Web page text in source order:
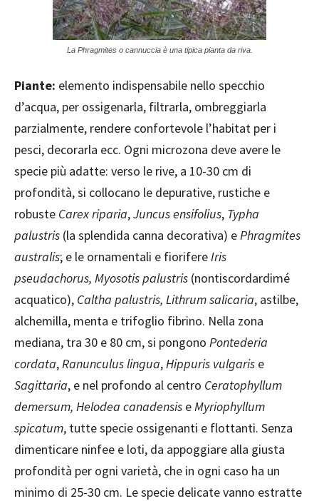
La Phragmites o cannuccia è una tipica pianta da riva.
Piante: elemento indispensabile nello specchio
d’acqua, per ossigenarla, filtrarla, ombreggiarla
parzialmente, rendere confortevole l’habitat per i
pesci, decorarla ecc. Ogni microzona deve avere le
specie più adatte: verso le rive, a 10-30 cm di
profondità, si collocano le depurative, rustiche e
robuste Carex riparia,Juncus ensifolius, Typha
palustris (la splendida canna decorativa) ePhragmites
australis; e le ornamentali e fiorifereIris
pseudachorus, Myosotis palustris (nontiscordardimé
acquatico), Caltha palustris, Lithrum salicaria, astilbe,
alchemilla, menta e trifoglio fibrino. Nella zona
mediana, tra 30 e 80 cm, si pongono Pontederia
cordata,Ranunculus lingua,Hippuris vulgaris e
Sagittaria, e nel profondo al centro Ceratophyllum
demersum, Helodea canadensis eMyriophyllum
spicatum, tutte specie ossigenanti e flottanti. Senza
dimenticare ninfee e loti, da appoggiare alla giusta
profondità per ogni varietà, che in ogni caso ha un
minimo di 25-30 cm. Le specie delicate vanno estratte